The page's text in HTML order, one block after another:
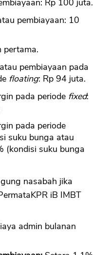
pembiayaan: 10
pertama.
pembiayaan pada
floating: Rp 94 juta.
pada periode fixed:
pada periode
suku bunga atau
(kondisi suku bunga
nasabah jika
iB IMBT
admin bulanan